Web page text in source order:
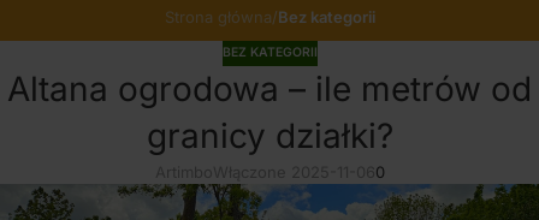
Strona główna/Bez kategorii
BEZ KATEGORII
Altana ogrodowa – ile metrów od
granicy działki?
0